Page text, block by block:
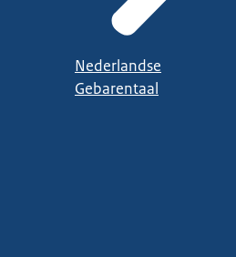
Nederlandse
Gebarentaal